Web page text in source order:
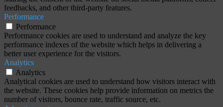
feedbacks, and other third-party features.
Performance
Performance
Performance cookies are used to understand and analyze the key
performance indexes of the website which helps in delivering a
better user experience for the visitors.
Analytics
Analytics
Analytical cookies are used to understand how visitors interact with
the website. These cookies help provide information on metrics the
number of visitors, bounce rate, traffic source, etc.